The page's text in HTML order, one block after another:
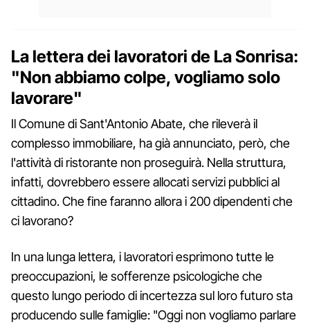
La lettera dei lavoratori de La Sonrisa:
"Non abbiamo colpe, vogliamo solo
lavorare"
Il Comune di Sant'Antonio Abate, che rileverà il
complesso immobiliare, ha già annunciato, però, che
l'attività di ristorante non proseguirà. Nella struttura,
infatti, dovrebbero essere allocati servizi pubblici al
cittadino. Che fine faranno allora i 200 dipendenti che
ci lavorano?
In una lunga lettera, i lavoratori esprimono tutte le
preoccupazioni, le sofferenze psicologiche che
questo lungo periodo di incertezza sul loro futuro sta
producendo sulle famiglie: "Oggi non vogliamo parlare